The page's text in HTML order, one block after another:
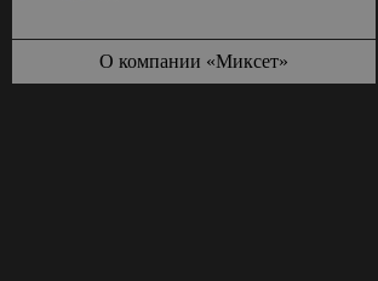
О компании «Миксет»